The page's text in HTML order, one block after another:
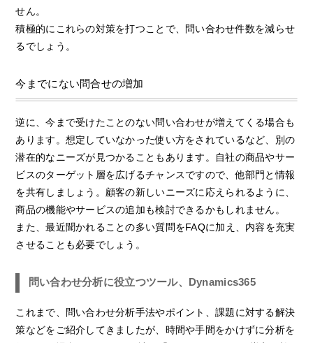
せん。
積極的にこれらの対策を打つことで、問い合わせ件数を減らせ
るでしょう。
今までにない問合せの増加
逆に、今まで受けたことのない問い合わせが増えてくる場合も
あります。想定していなかった使い方をされているなど、別の
潜在的なニーズが見つかることもあります。自社の商品やサー
ビスのターゲット層を広げるチャンスですので、他部門と情報
を共有しましょう。顧客の新しいニーズに応えられるように、
商品の機能やサービスの追加も検討できるかもしれません。
また、最近聞かれることの多い質問をFAQに加え、内容を充実
させることも必要でしょう。
問い合わせ分析に役立つツール、Dynamics365
これまで、問い合わせ分析手法やポイント、課題に対する解決
策などをご紹介してきましたが、時間や手間をかけずに分析を